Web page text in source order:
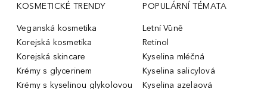
KOSMETICKÉ TRENDY
Veganská kosmetika
Korejská kosmetika
Korejská skincare
Krémy s glycerinem
Krémy s kyselinou glykolovou
POPULÁRNÍ TÉMATA
Letní Vůně
Retinol
Kyselina mléčná
Kyselina salicylová
Kyselina azelaová